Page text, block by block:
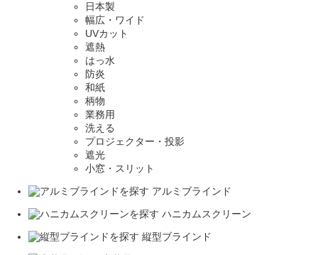
日本製
幅広・ワイド
UVカット
遮熱
はっ水
防炎
和紙
柄物
業務用
洗える
プロジェクター・投影
遮光
小窓・スリット
アルミブラインド
ハニカムスクリーン
縦型ブラインド